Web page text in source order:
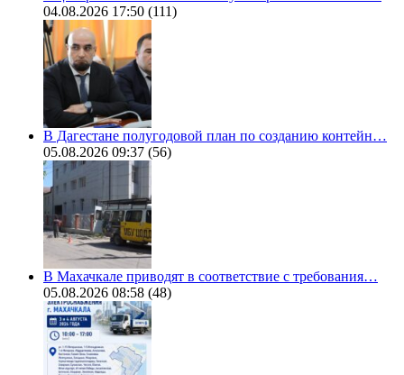
04.08.2026 17:50 (111)
В Дагестане полугодовой план по созданию контейн…
05.08.2026 09:37 (56)
В Махачкале приводят в соответствие с требования…
05.08.2026 08:58 (48)